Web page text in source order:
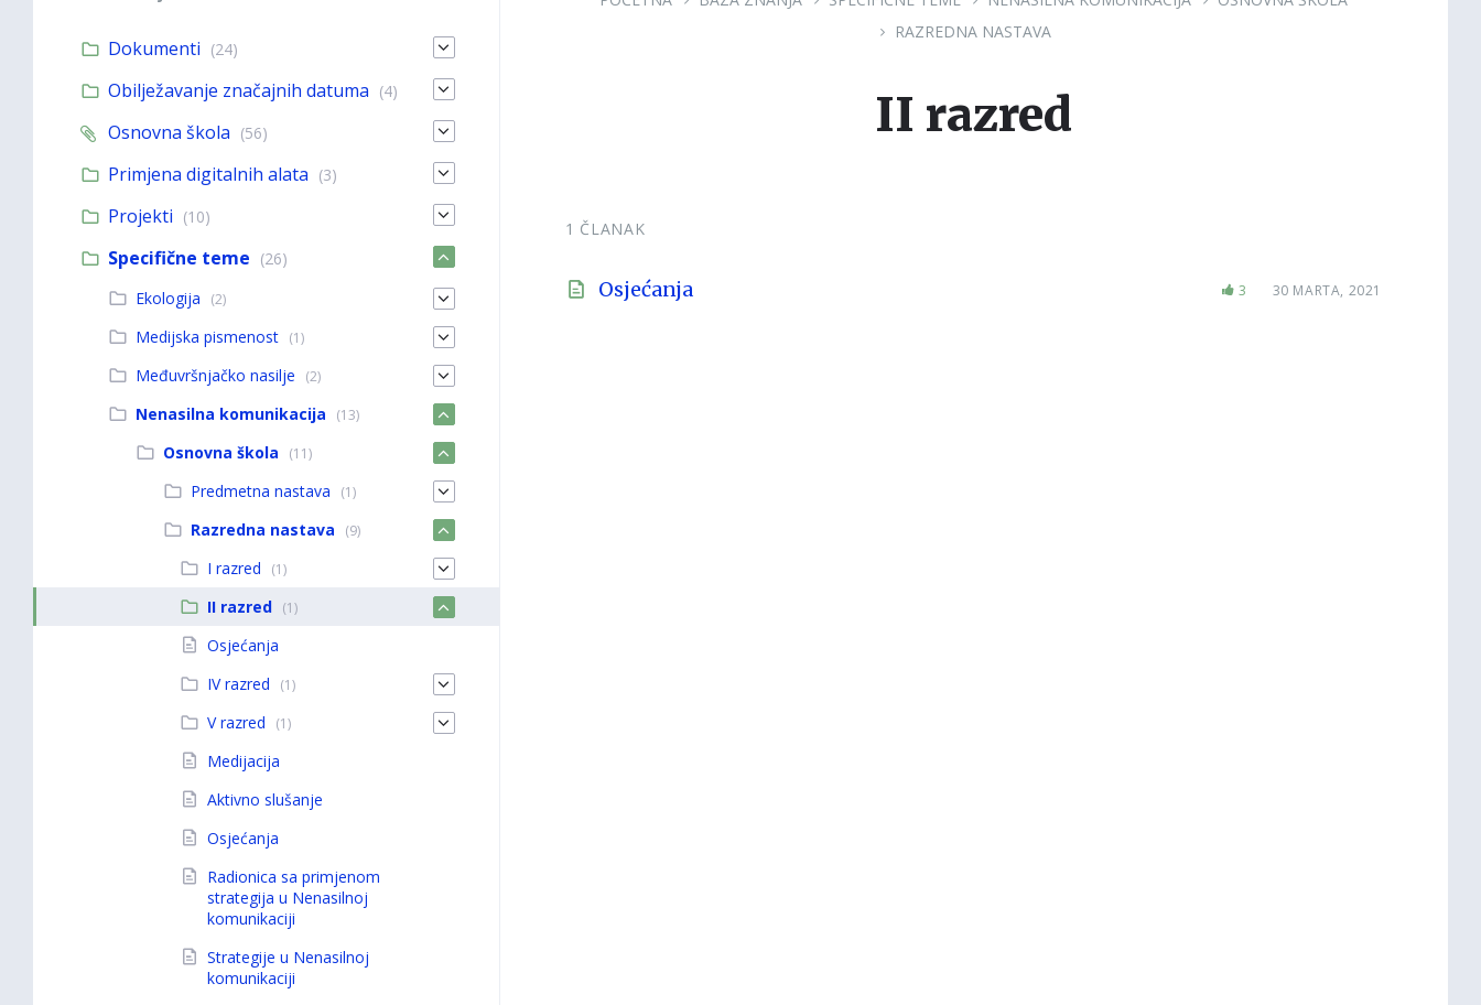
RAZREDNA NASTAVA
II razred
1 ČLANAK
Osjećanja 3 30 MARTA, 2021
Dokumenti (24)
Obilježavanje značajnih datuma (4)
Osnovna škola (56)
Primjena digitalnih alata (3)
Projekti (10)
Specifične teme (26)
Ekologija
(2)
Medijska pismenost (1)
Međuvršnjačko nasilje (2)
Nenasilna komunikacija (13)
Osnovna škola (11)
Predmetna nastava (1)
Razredna nastava (9)
I razred (1)
II razred (1)
Osjećanja
IV razred
(1)
V razred (1)
Medijacija
Aktivno slušanje
Osjećanja
Radionica sa primjenom
strategija u Nenasilnoj
komunikaciji
Strategije u Nenasilnoj
komunikaciji